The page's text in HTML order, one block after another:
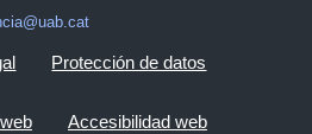
Protección de datos
Accesibilidad web